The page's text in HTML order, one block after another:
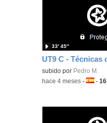
Contenido educativo.
subido por Pedro M.
33′ 45″
-hace 4 meses -Idioma:
-16